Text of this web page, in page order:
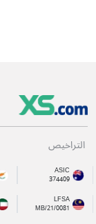
التراخيص
ASIC
374409
LFSA
MB/21/0081